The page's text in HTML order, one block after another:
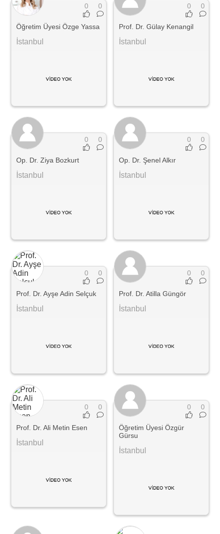
0 0
Öğretim Üyesi Özge Yassa
İstanbul
0 0
Prof. Dr. Gülay Kenangil
İstanbul
0 0
Op. Dr. Ziya Bozkurt
İstanbul
0 0
Op. Dr. Şenel Alkır
İstanbul
0 0
Prof. Dr. Ayşe Adin Selçuk
İstanbul
0 0
Prof. Dr. Atilla Güngör
İstanbul
0 0
Prof. Dr. Ali Metin Esen
İstanbul
0 0
Öğretim Üyesi Özgür
Gürsu
İstanbul